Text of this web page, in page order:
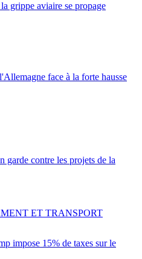
grippe aviaire se propage
face à la forte hausse
garde contre les projets de la
impose 15% de taxes sur le
ET TRANSPORT